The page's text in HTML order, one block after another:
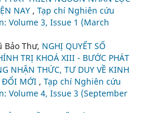
NAY , Tạp chí Nghiên cứu
Volume 3, Issue 1 (March
Bảo Thư, NGHỊ QUYẾT SỐ
TRỊ KHOÁ XIII - BƯỚC PHÁT
NHẬN THỨC, TƯ DUY VỀ KINH
ĐỔI MỚI , Tạp chí Nghiên cứu
Volume 4, Issue 3 (September